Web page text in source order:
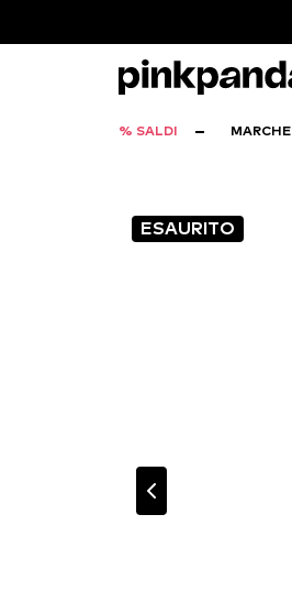
% SALDI MARCHE
ESAURITO